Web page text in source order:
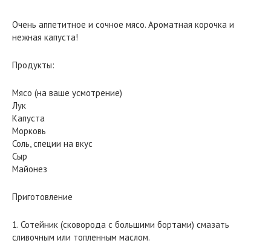
Очень аппетитное и сочное мясо. Ароматная корочка и
нежная капуста!
Продукты:
Мясо (на ваше усмотрение)
Лук
Капуста
Морковь
Соль, специи на вкус
Сыр
Майонез
Приготовление
1. Сотейник (сковорода с большими бортами) смазать
сливочным или топленным маслом.